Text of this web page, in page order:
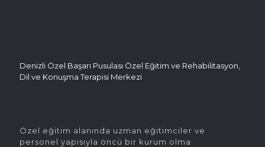
Denizli Özel Başarı Pusulası Özel Eğitim ve Rehabilitasyon,
Dil ve Konuşma Terapisi Merkezi
Özel eğitim alanında uzman eğitimciler ve
personel yapısıyla öncü bir kurum olma